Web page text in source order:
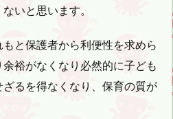
いと思います。
と保護者から利便性を求めら
裕がなくなり必然的に子ども
るを得なくなり、保育の質が